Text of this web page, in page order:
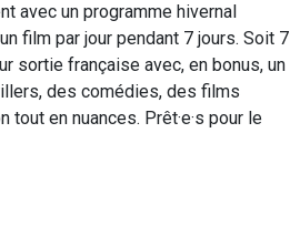
avec un programme hivernal
film par jour pendant 7 jours. Soit 7
sortie française avec, en bonus, un
des comédies, des films
en nuances. Prêt·e·s pour le